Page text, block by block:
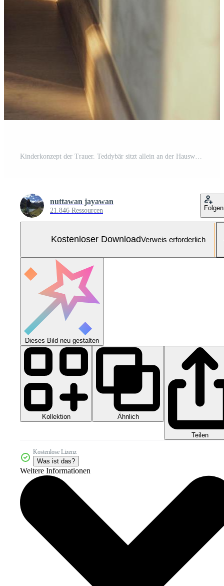
nuttawan jayawan
21.846 Ressourcen Folgen
Kostenloser DownloadVerweis erforderlich
Dieses Bild neu gestalten
Kollektion Ähnlich
Teilen
Kostenlose Lizenz
Was ist das?
Weitere Informationen